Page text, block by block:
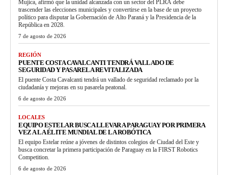
Mujica, afirmó que la unidad alcanzada con un sector del PLRA debe
trascender las elecciones municipales y convertirse en la base de un proyecto
político para disputar la Gobernación de Alto Paraná y la Presidencia de la
República en 2028.
7 de agosto de 2026
REGIÓN
PUENTE COSTA CAVALCANTI TENDRÁ VALLADO DE
SEGURIDAD Y PASARELA REVITALIZADA
El puente Costa Cavalcanti tendrá un vallado de seguridad reclamado por la
ciudadanía y mejoras en su pasarela peatonal.
6 de agosto de 2026
LOCALES
EQUIPO ESTELAR BUSCA LLEVAR A PARAGUAY POR PRIMERA
VEZ A LA ÉLITE MUNDIAL DE LA ROBÓTICA
El equipo Estelar reúne a jóvenes de distintos colegios de Ciudad del Este y
busca concretar la primera participación de Paraguay en la FIRST Robotics
Competition.
6 de agosto de 2026